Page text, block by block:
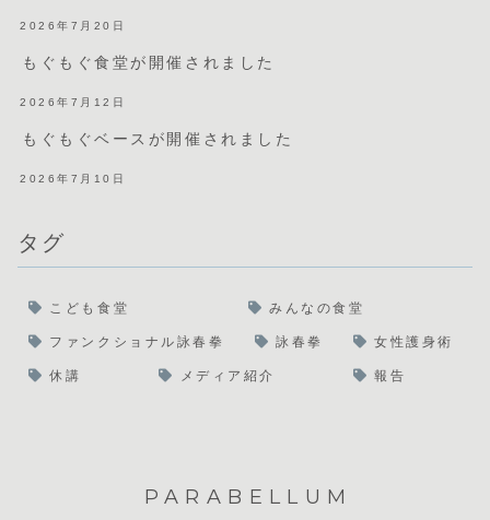
2026年7月20日
もぐもぐ食堂が開催されました
2026年7月12日
もぐもぐベースが開催されました
2026年7月10日
タグ
こども食堂 みんなの食堂
ファンクショナル詠春拳 詠春拳 女性護身術
休講 メディア紹介 報告
PARABELLUM